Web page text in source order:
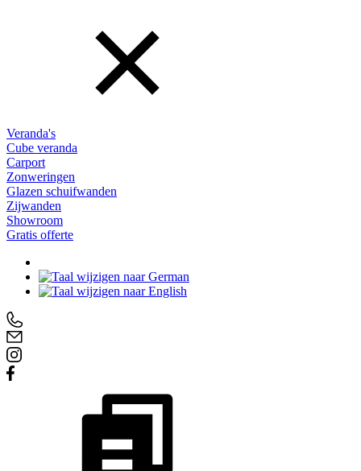
Veranda's
Cube veranda
Carport
Zonweringen
Glazen schuifwanden
Zijwanden
Showroom
Gratis offerte